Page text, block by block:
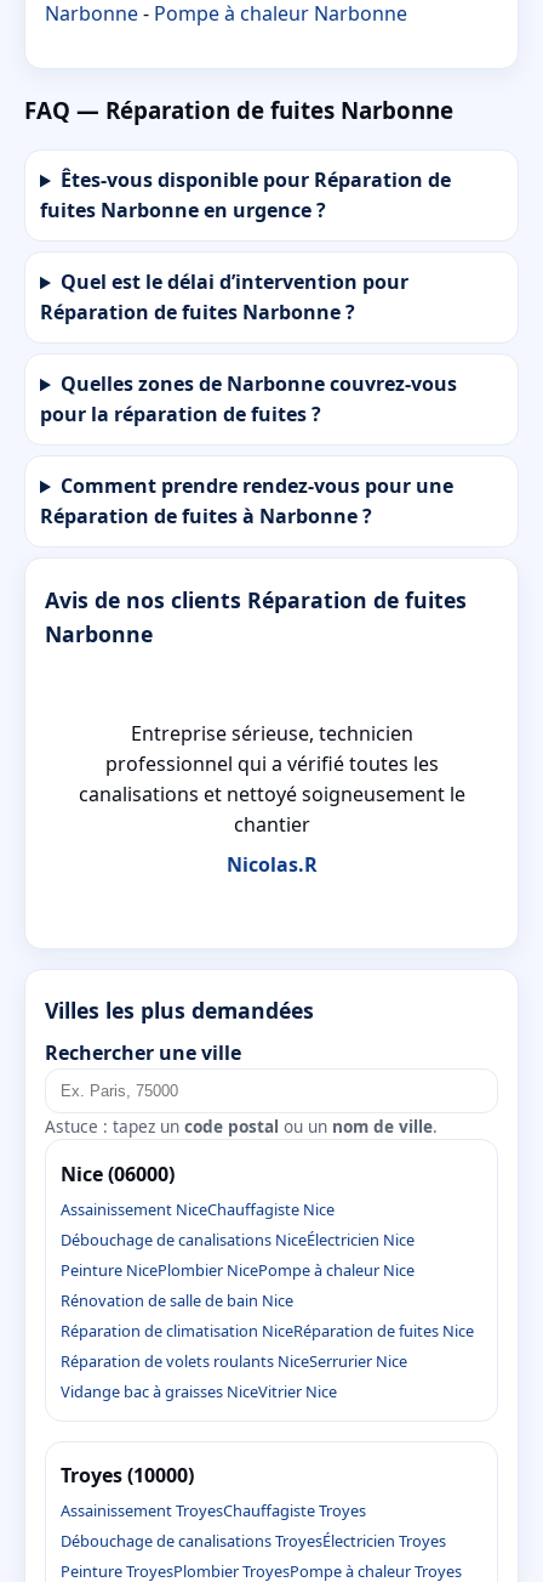
Narbonne- Pompe à chaleur Narbonne
FAQ — Réparation de fuites Narbonne
Êtes-vous disponible pour Réparation de
fuites Narbonne en urgence ?
Quel est le délai d’intervention pour
Réparation de fuites Narbonne ?
Quelles zones de Narbonne couvrez-vous
pour la réparation de fuites ?
Comment prendre rendez-vous pour une
Réparation de fuites à Narbonne ?
Avis de nos clients Réparation de fuites
Narbonne
Entreprise sérieuse, technicien
professionnel qui a vérifié toutes les
canalisations et nettoyé soigneusement le
chantier
Nicolas.R
Villes les plus demandées
Rechercher une ville
Astuce : tapez un code postal ou un nom de ville.
Nice (06000)
Assainissement NiceChauffagiste Nice
Débouchage de canalisations NiceÉlectricien Nice
Peinture NicePlombier NicePompe à chaleur Nice
Rénovation de salle de bain Nice
Réparation de climatisation NiceRéparation de fuites Nice
Réparation de volets roulants NiceSerrurier Nice
Vidange bac à graisses NiceVitrier Nice
Troyes (10000)
Assainissement TroyesChauffagiste Troyes
Débouchage de canalisations TroyesÉlectricien Troyes
Peinture TroyesPlombier TroyesPompe à chaleur Troyes